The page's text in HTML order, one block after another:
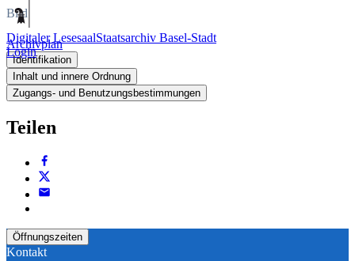
Digitaler LesesaalStaatsarchiv Basel-Stadt
Login
Bild
Archivplan
Identifikation
Inhalt und innere Ordnung
Zugangs- und Benutzungsbestimmungen
Teilen
Öffnungszeiten
Kontakt